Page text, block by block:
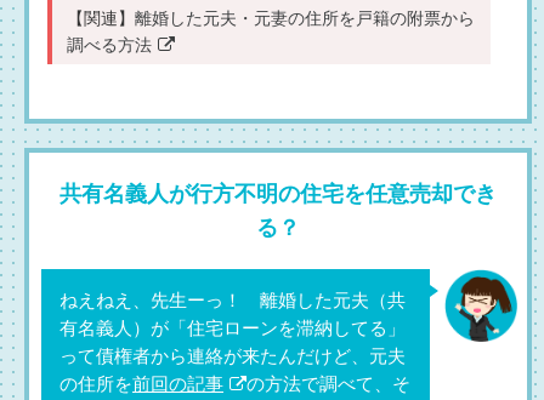
【関連】 離婚した元夫・元妻の住所を戸籍の附票から
調べる方法
共有名義人が行方不明の住宅を任意売却でき
る？
ねえねえ、先生ーっ！ 離婚した元夫（共
有名義人）が「住宅ローンを滞納してる」
って債権者から連絡が来たんだけど、元夫
の住所を前回の記事
の方法で調べて、そ